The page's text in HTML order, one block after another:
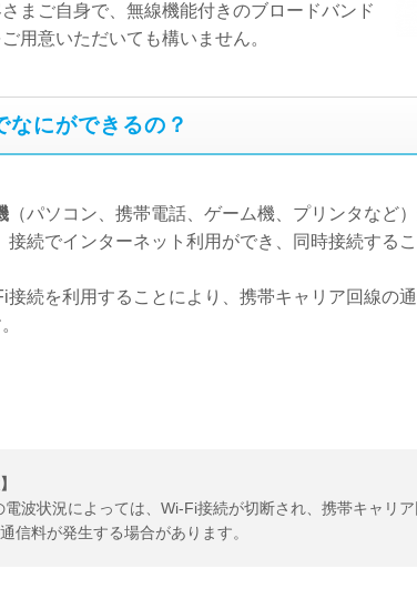
さまご自身で、無線機能付きのブロードバンド
用意いただいても構いません。
なにができるの？
（パソコン、携帯電話、ゲーム機、プリンタなど
接続でインターネット利用ができ、同時接続する
接続を利用することにより、携帯キャリア回線の
電波状況によっては、Wi-Fi接続が切断され、携帯キャリ
信料が発生する場合があります。